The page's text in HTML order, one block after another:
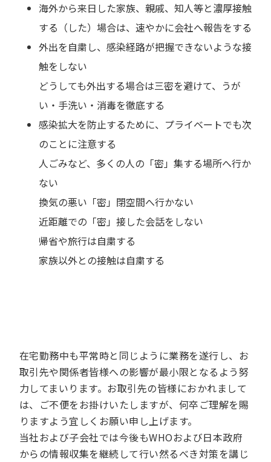
海外から来日した家族、親戚、知人等と濃厚接触
する（した）場合は、速やかに会社へ報告をする
外出を自粛し、感染経路が把握できないような接
触をしない
どうしても外出する場合は三密を避けて、うが
い・手洗い・消毒を徹底する
感染拡大を防止するために、プライベートでも次
のことに注意する
人ごみなど、多くの人の「密」集する場所へ行か
ない
換気の悪い「密」閉空間へ行かない
近距離での「密」接した会話をしない
帰省や旅行は自粛する
家族以外との接触は自粛する
在宅勤務中も平常時と同じように業務を遂行し、お
取引先や関係者皆様への影響が最小限となるよう努
力してまいります。お取引先の皆様におかれまして
は、ご不便をお掛けいたしますが、何卒ご理解を賜
りますよう宜しくお願い申し上げます。
当社および子会社では今後もWHOおよび日本政府
からの情報収集を継続して行い然るべき対策を講じ